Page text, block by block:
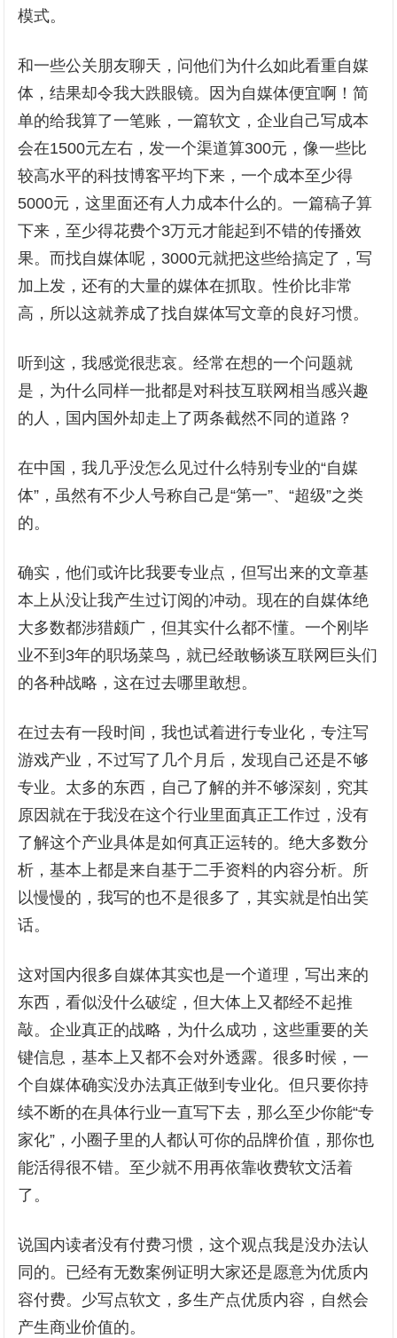
模式。
和一些公关朋友聊天，问他们为什么如此看重自媒
体，结果却令我大跌眼镜。因为自媒体便宜啊！简
单的给我算了一笔账，一篇软文，企业自己写成本
会在1500元左右，发一个渠道算300元，像一些比
较高水平的科技博客平均下来，一个成本至少得
5000元，这里面还有人力成本什么的。一篇稿子算
下来，至少得花费个3万元才能起到不错的传播效
果。而找自媒体呢，3000元就把这些给搞定了，写
加上发，还有的大量的媒体在抓取。性价比非常
高，所以这就养成了找自媒体写文章的良好习惯。
听到这，我感觉很悲哀。经常在想的一个问题就
是，为什么同样一批都是对科技互联网相当感兴趣
的人，国内国外却走上了两条截然不同的道路？
在中国，我几乎没怎么见过什么特别专业的“自媒
体”，虽然有不少人号称自己是“第一”、“超级”之类
的。
确实，他们或许比我要专业点，但写出来的文章基
本上从没让我产生过订阅的冲动。现在的自媒体绝
大多数都涉猎颇广，但其实什么都不懂。一个刚毕
业不到3年的职场菜鸟，就已经敢畅谈互联网巨头们
的各种战略，这在过去哪里敢想。
在过去有一段时间，我也试着进行专业化，专注写
游戏产业，不过写了几个月后，发现自己还是不够
专业。太多的东西，自己了解的并不够深刻，究其
原因就在于我没在这个行业里面真正工作过，没有
了解这个产业具体是如何真正运转的。绝大多数分
析，基本上都是来自基于二手资料的内容分析。所
以慢慢的，我写的也不是很多了，其实就是怕出笑
话。
这对国内很多自媒体其实也是一个道理，写出来的
东西，看似没什么破绽，但大体上又都经不起推
敲。企业真正的战略，为什么成功，这些重要的关
键信息，基本上又都不会对外透露。很多时候，一
个自媒体确实没办法真正做到专业化。但只要你持
续不断的在具体行业一直写下去，那么至少你能“专
家化”，小圈子里的人都认可你的品牌价值，那你也
能活得很不错。至少就不用再依靠收费软文活着
了。
说国内读者没有付费习惯，这个观点我是没办法认
同的。已经有无数案例证明大家还是愿意为优质内
容付费。少写点软文，多生产点优质内容，自然会
产生商业价值的。